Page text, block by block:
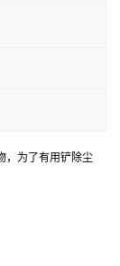
，为了有用铲除尘